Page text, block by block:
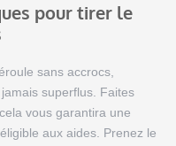
pour tirer le
sans accrocs,
superflus. Faites
vous garantira une
aux aides. Prenez le